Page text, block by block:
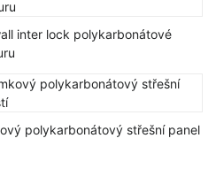
inter lock polykarbonátové
polykarbonátový střešní panel